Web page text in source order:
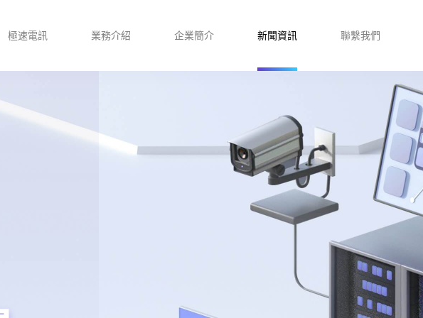
極速電訊 業務介紹 企業簡介 新聞資訊 聯繫我們